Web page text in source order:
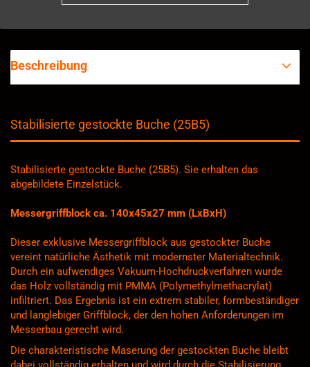
Beschreibung
Stabilisierte gestockte Buche (25B5)
Stabilisierte gestockte Buche (25B5). Sie erhalten das
abgebildete Einzelstück.
Messergriffblock ca. 140x45x27 mm (LxBxH)
Dieser exklusive Messergriffblock aus gestockter Buche
vereint natürliche Ästhetik mit modernster Materialtechnik.
Durch ein aufwendiges Vakuum-Hochdruckverfahren wurde
das Holz vollständig mit PMMA (Polymethylmethacrylat)
infiltriert. Das Ergebnis ist ein extrem stabiler, formbeständiger
und langlebiger Griffblock, der den hohen Anforderungen im
Messerbau gerecht wird.
Die charakteristische Maserung der gestockten Buche bleibt